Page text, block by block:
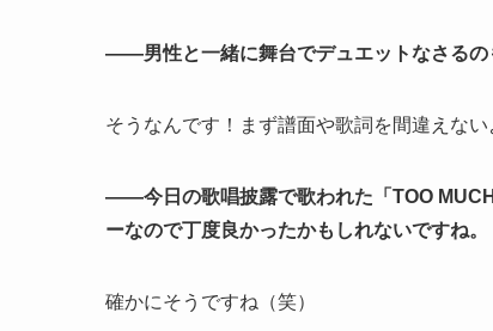
――男性と一緒に舞台でデュエットなさるの
そうなんです！まず譜面や歌詞を間違えな
――今日の歌唱披露で歌われた「TOO
ーなので丁度良かったかもしれないですね。
確かにそうですね（笑）